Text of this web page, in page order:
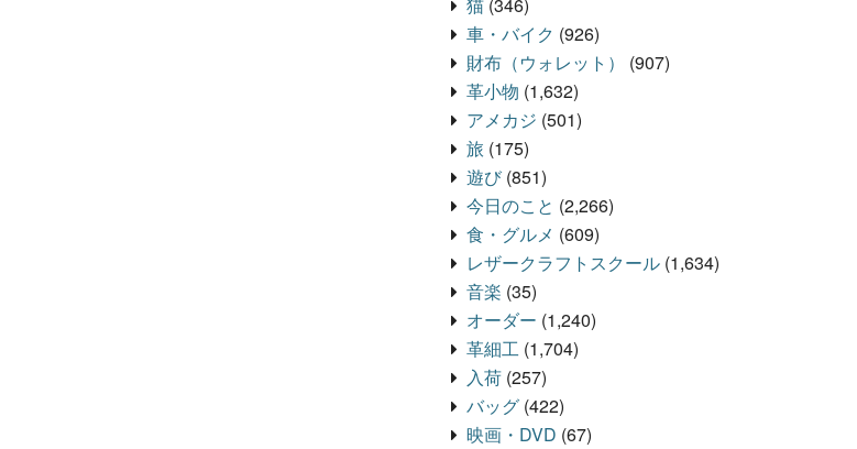
猫 (346)
車・バイク (926)
財布（ウォレット）
(907)
革小物 (1,632)
アメカジ (501)
旅 (175)
遊び(851)
今日のこと (2,266)
食・グルメ (609)
レザークラフトスクール (1,634)
音楽 (35)
オーダー (1,240)
革細工 (1,704)
入荷 (257)
バッグ (422)
映画・DVD (67)